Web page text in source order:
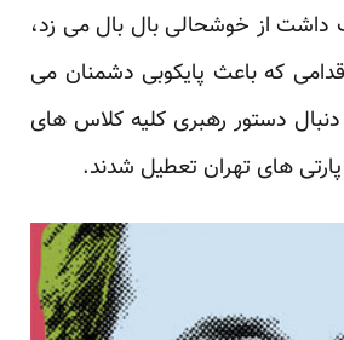
داشت از خوشحالی بال بال می زد،
که باعث پایکوبی دشمنان می
دستور رهبری کلیه کلاس های
های تهران تعطیل شدند.